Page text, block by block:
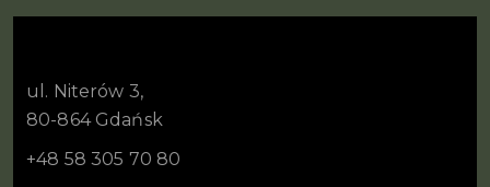
ul. Niterów 3,
80-864 Gdańsk
+48 58 305 70 80